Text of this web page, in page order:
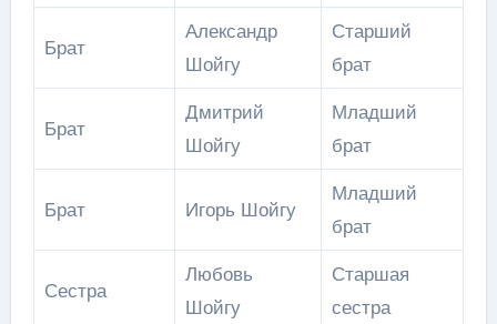
Брат
Александр
Шойгу
Старший
брат
Брат
Дмитрий
Шойгу
Младший
брат
Брат Игорь Шойгу
Младший
брат
Сестра
Любовь
Шойгу
Старшая
сестра